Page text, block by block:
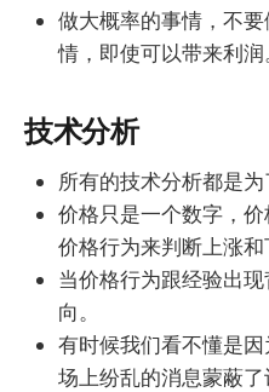
做大概率的事情，不
情，即使可以带来利润
技术分析
所有的技术分析都是为
价格只是一个数字，
价格行为来判断上涨和
当价格行为跟经验出
向。
有时候我们看不懂是
场上纷乱的消息蒙蔽了